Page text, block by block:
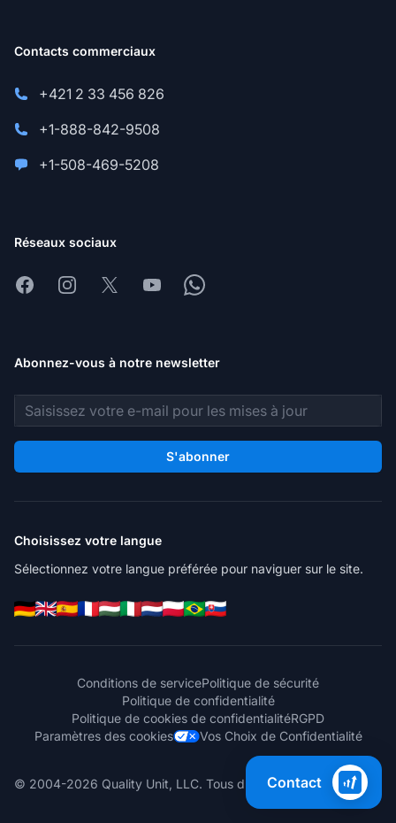
Contacts commerciaux
+421 2 33 456 826
+1-888-842-9508
+1-508-469-5208
Réseaux sociaux
FacebookInstagram
X YoutubeWhatsapp
Abonnez-vous à notre newsletter
Adresse e-mail
S'abonner
Choisissez votre langue
Sélectionnez votre langue préférée pour naviguer sur le site.
Conditions de servicePolitique de sécurité
Politique de confidentialité
Politique de cookies de confidentialitéRGPD
Paramètres des cookies
Vos Choix de Confidentialité
© 2004-2026 Quality Unit, LLC. Tous droits réservés.
Contact